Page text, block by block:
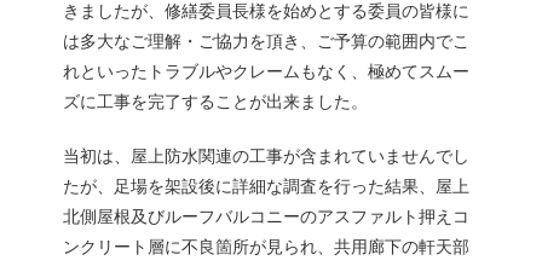
きましたが、修繕委員長様を始めとする委員の皆様に
は多大なご理解・ご協力を頂き、ご予算の範囲内でこ
れといったトラブルやクレームもなく、極めてスムー
ズに工事を完了することが出来ました。
当初は、屋上防水関連の工事が含まれていませんでし
たが、足場を架設後に詳細な調査を行った結果、屋上
北側屋根及びルーフバルコニーのアスファルト押えコ
ンクリート層に不良箇所が見られ、共用廊下の軒天部